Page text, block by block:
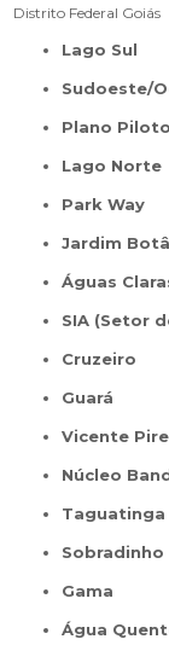
Distrito Federal Goiás
Lago Sul
Sudoeste/
Plano Piloto
Lago Norte
Park Way
Jardim
Águas
SIA (Setor
Cruzeiro
Guará
Vicente
Núcleo
Taguatinga
Sobradinho
Gama
Água